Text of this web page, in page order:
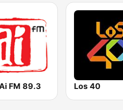
FM 89.3 Los 40